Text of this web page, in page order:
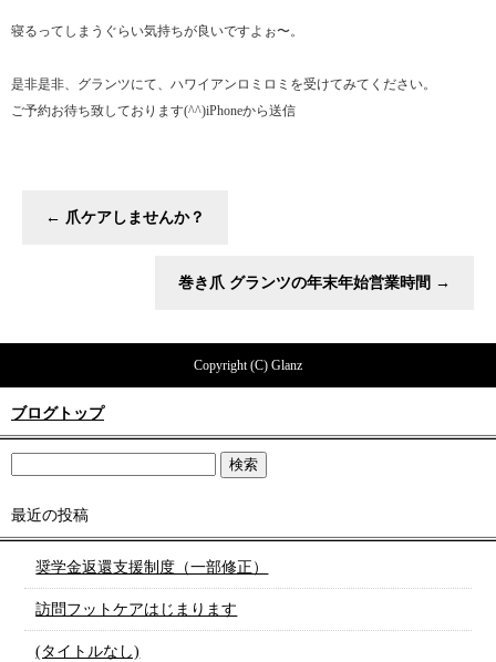
寝るってしまうぐらい気持ちが良いですよぉ〜。
是非是非、グランツにて、ハワイアンロミロミを受けてみてください。
ご予約お待ち致しております(^^)iPhoneから送信
← 爪ケアしませんか？
巻き爪 グランツの年末年始営業時間 →
Copyright (C) Glanz
ブログトップ
最近の投稿
奨学金返還支援制度（一部修正）
訪問フットケアはじまります
(タイトルなし)